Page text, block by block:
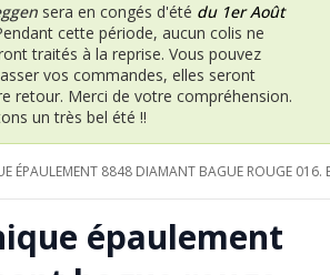
sera en congés d'été du 1er Août
cette période, aucun colis ne
traités à la reprise. Vous pouvez
vos commandes, elles seront
retour. Merci de votre compréhension.
un très bel été !!
ÉPAULEMENT 8848 DIAMANT BAGUE ROUGE 016.
épaulement